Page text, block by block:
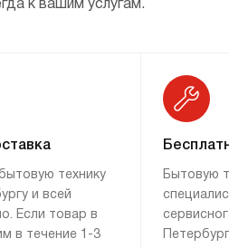
к вашим услугам.
технику
и всей
Если товар в
в течение 1-3
Бытовую